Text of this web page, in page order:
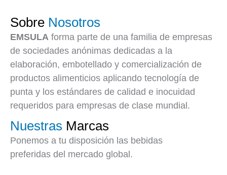
Sobre Nosotros
EMSULA forma parte de una familia de empresas
de sociedades anónimas dedicadas a la
elaboración, embotellado y comercialización de
productos alimenticios aplicando tecnología de
punta y los estándares de calidad e inocuidad
requeridos para empresas de clase mundial.
Nuestras Marcas
Ponemos a tu disposición las bebidas
preferidas del mercado global.